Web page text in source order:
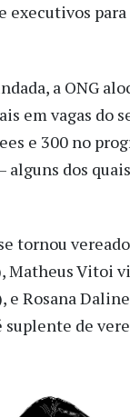
executivos
a ONG
em vagas do
e 300 no
alguns dos
tornou
Matheus Vitoi
e Rosana
suplente de